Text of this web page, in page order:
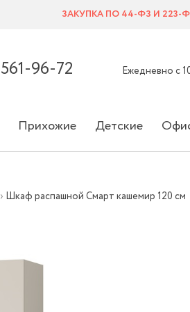
ЗАКУПКА ПО 44-ФЗ И 223-
561-96-72 Ежедневно с
Прихожие Детские
› Шкаф распашной Смарт кашемир 120 см